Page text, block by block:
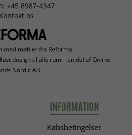
+45 8987-4347
Kontakt os
med møbler fra Reforma.
design til alle rum – en del af Online
Nordic AB.
INFORMATION
Købsbetingelser